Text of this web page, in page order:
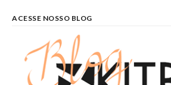
ACESSE NOSSO BLOG